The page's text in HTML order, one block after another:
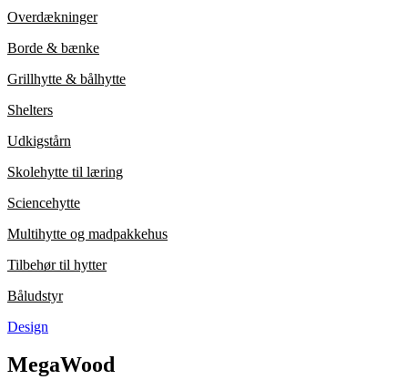
Overdækninger
Borde & bænke
Grillhytte & bålhytte
Shelters
Udkigstårn
Skolehytte til læring
Sciencehytte
Multihytte og madpakkehus
Tilbehør til hytter
Båludstyr
Design
MegaWood